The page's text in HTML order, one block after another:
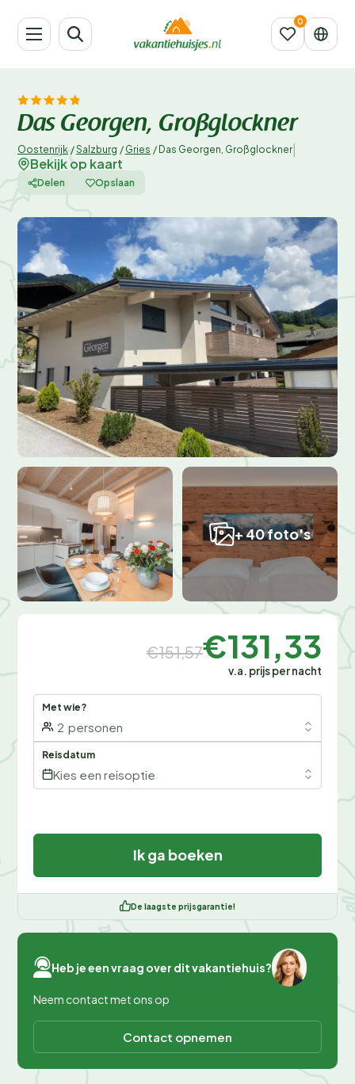
Das Georgen, Großglockner
Oostenrijk /Salzburg / Gries / Das Georgen, Großglockner
Bekijk op kaart
Delen Opslaan
+ 40 foto's
€151,57€131,33
v.a. prijs per nacht
Met wie?
2 personen
Reisdatum
Kies een reisoptie
Ik ga boeken
De laagste prijsgarantie!
Heb je een vraag over dit vakantiehuis?
Neem contact met ons op
Contact opnemen